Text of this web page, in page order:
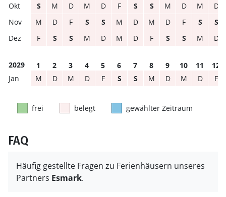
S
M D M D F S S M D M
D
M
D F S S M D M D F S
S
F
S S M D M D F S S M D
2029 1 2 3 4 5 6 7 8 9 10 11
12
M
D M D F S S M D M D F
frei belegt gewählter Zeitraum
FAQ
Häufig gestellte Fragen zu Ferienhäusern unseres
Partners Esmark.